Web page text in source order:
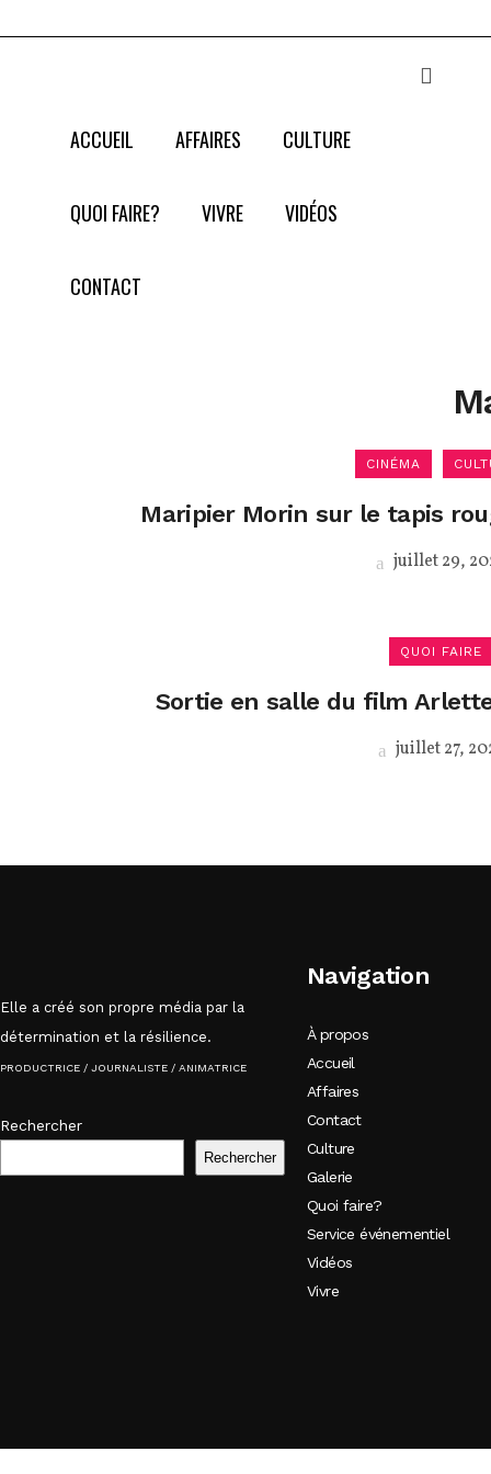
ACCUEIL AFFAIRES CULTURE
QUOI FAIRE? VIVRE VIDÉOS
CONTACT
CINÉMA
Maripier Morin sur le tapis
juillet 29,
QUOI FAIRE
Sortie en salle du film
juillet 27,
Elle a créé son propre média par la
détermination et la résilience.
PRODUCTRICE / JOURNALISTE / ANIMATRICE
Rechercher
Rechercher
Navigation
À propos
Accueil
Affaires
Contact
Culture
Galerie
Quoi faire?
Service événementiel
Vidéos
Vivre